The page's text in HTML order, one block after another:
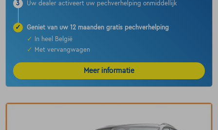
3 Uw dealer activeert uw pechverhelping onmiddellijk
✓
Geniet van uw 12 maanden gratis pechverhelping
✓
In heel België
✓
Met vervangwagen
Meer informatie